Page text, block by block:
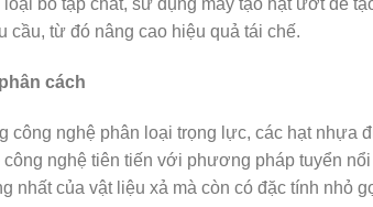
loại bỏ tạp chất, sử dụng máy tạo hạt ướt để
cầu, từ đó nâng cao hiệu quả tái chế.
cách
công nghệ phân loại trọng lực, các hạt nhựa
công nghệ tiên tiến với phương pháp tuyển
nhất của vật liệu xả mà còn có đặc tính nhỏ